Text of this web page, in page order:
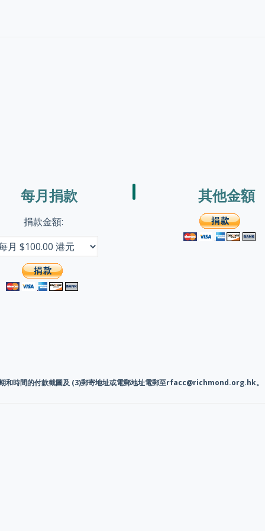
每月捐款
捐款金額:
其他金額
和時間的付款截圖及 (3)郵寄地址或電郵地址電郵至rfacc@richmond.org.hk。